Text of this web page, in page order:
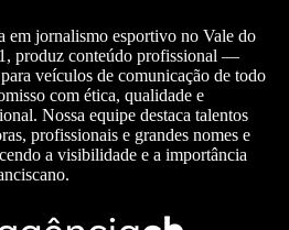
em jornalismo esportivo no Vale do
produz conteúdo profissional —
veículos de comunicação de todo
com ética, qualidade e
Nossa equipe destaca talentos
profissionais e grandes nomes e
a visibilidade e a importância